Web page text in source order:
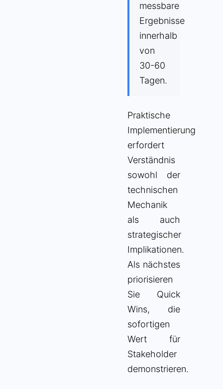
messbare
Ergebnisse
innerhalb
von
30-60
Tagen.
Praktische
Implementierung
erfordert
Verständnis
sowohl der
technischen
Mechanik
als auch
strategischer
Implikationen.
Als nächstes
priorisieren
Sie Quick
Wins, die
sofortigen
Wert für
Stakeholder
demonstrieren.